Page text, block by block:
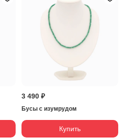
3 490 ₽
Бусы с изумрудом
Купить